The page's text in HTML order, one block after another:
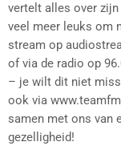
vertelt alles over zijn
veel meer leuks om
stream op
of via de radio op
– je wilt dit niet
ook via
samen met ons van
gezelligheid!